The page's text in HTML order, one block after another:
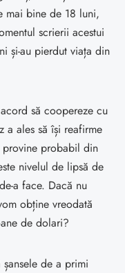
mai bine de 18 luni,
scrierii acestui
și-au pierdut viața din
să coopereze cu
a ales să își reafirme
provine probabil din
nivelul de lipsă de
a face. Dacă nu
obține vreodată
de dolari?
de a primi